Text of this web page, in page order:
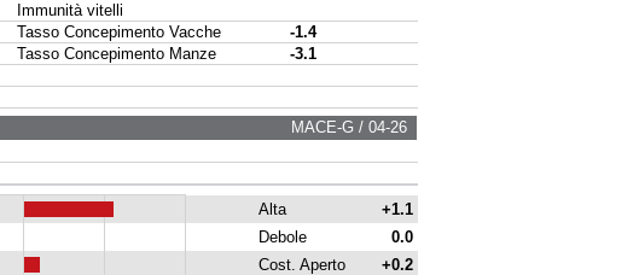
Immunità vitelli
Tasso Concepimento Vacche
-1.4
Tasso Concepimento Manze
-3.1
MACE-G / 04-26
Alta
+1.1
Debole
0.0
Cost. Aperto
+0.2